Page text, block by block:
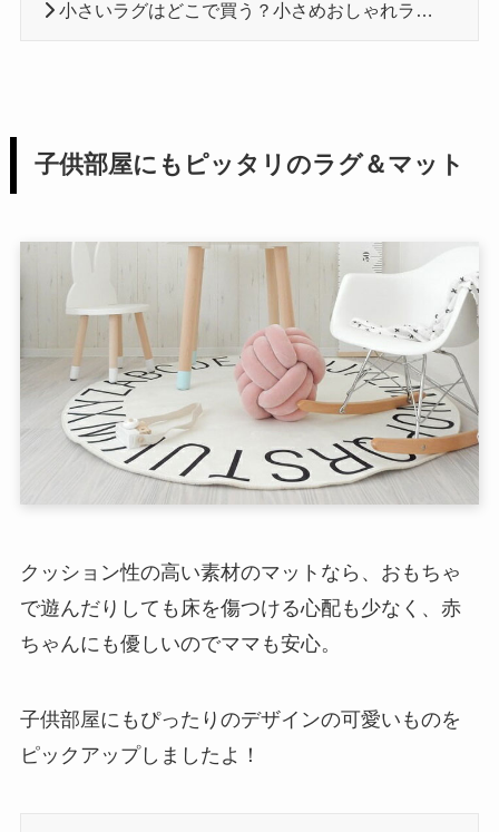
小さいラグはどこで買う？小さめおしゃれラグのおすすめ6選！
子供部屋にもピッタリのラグ＆マット
クッション性の高い素材のマットなら、おもちゃ
で遊んだりしても床を傷つける心配も少なく、赤
ちゃんにも優しいのでママも安心。
子供部屋にもぴったりのデザインの可愛いものを
ピックアップしましたよ！